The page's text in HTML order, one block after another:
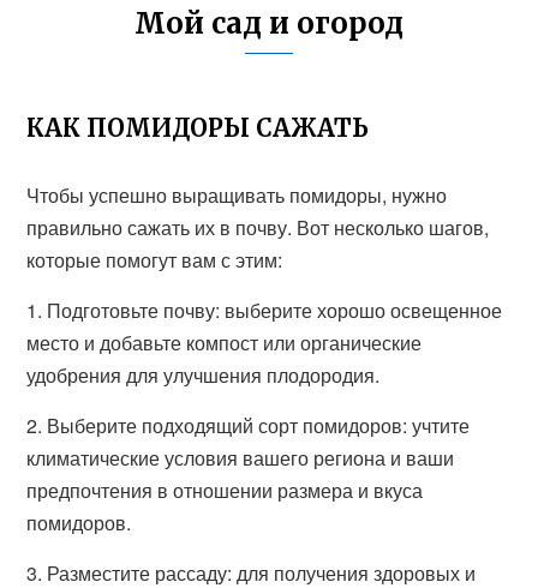
Мой сад и огород
КАК ПОМИДОРЫ САЖАТЬ
Чтобы успешно выращивать помидоры, нужно
правильно сажать их в почву. Вот несколько шагов,
которые помогут вам с этим:
1. Подготовьте почву: выберите хорошо освещенное
место и добавьте компост или органические
удобрения для улучшения плодородия.
2. Выберите подходящий сорт помидоров: учтите
климатические условия вашего региона и ваши
предпочтения в отношении размера и вкуса
помидоров.
3. Разместите рассаду: для получения здоровых и